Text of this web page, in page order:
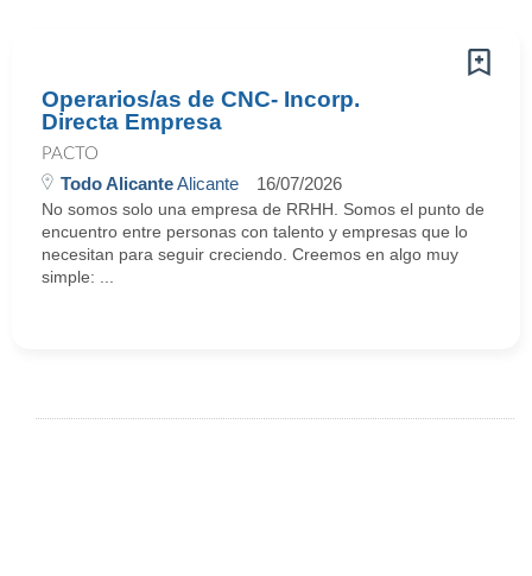
Operarios/as de CNC- Incorp.
Directa Empresa
PACTO
Todo AlicanteAlicante 16/07/2026
No somos solo una empresa de RRHH. Somos el punto de
encuentro entre personas con talento y empresas que lo
necesitan para seguir creciendo. Creemos en algo muy
simple: ...